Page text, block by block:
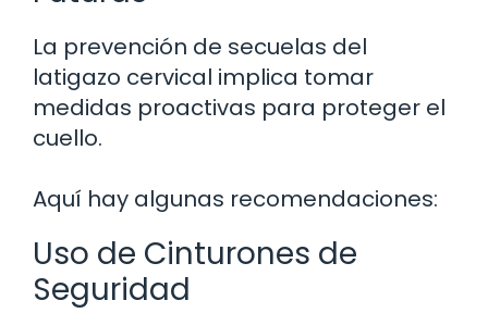
La prevención de secuelas del
latigazo cervical implica tomar
medidas proactivas para proteger el
cuello.
Aquí hay algunas recomendaciones:
Uso de Cinturones de
Seguridad